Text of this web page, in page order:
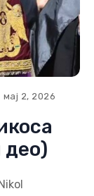
мај 2, 2026
део)